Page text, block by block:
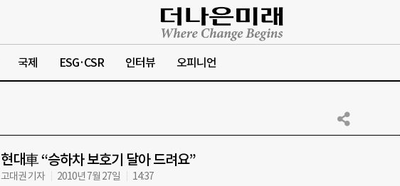
국제 ESG·CSR 인터뷰 오피니언
현대車 “승하차 보호기 달아 드려요”
고대권 기자 2010년 7월 27일 14:37